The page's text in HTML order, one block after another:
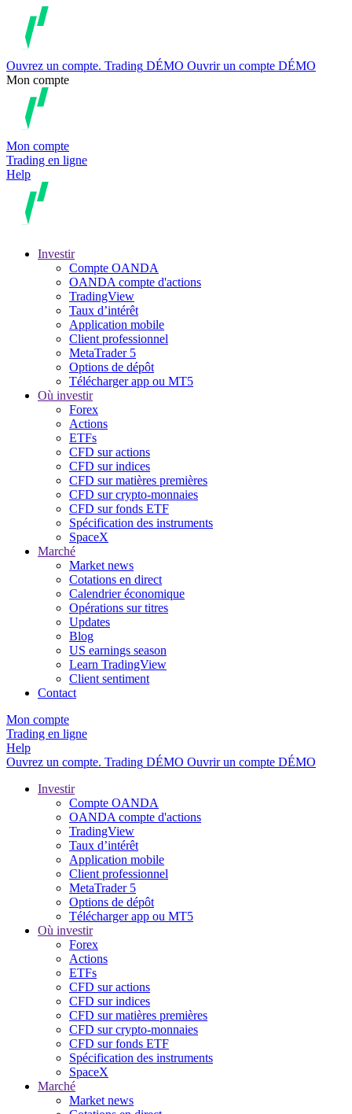
Ouvrez un compte. Trading DÉMO Ouvrir un compte DÉMO
Mon compte
Mon compte
Trading en ligne
Help
Investir
Compte OANDA
OANDA compte d'actions
TradingView
Taux d’intérêt
Application mobile
Client professionnel
MetaTrader 5
Options de dépôt
Télécharger app ou MT5
Où investir
Forex
Actions
ETFs
CFD sur actions
CFD sur indices
CFD sur matières premières
CFD sur crypto-monnaies
CFD sur fonds ETF
Spécification des instruments
SpaceX
Marché
Market news
Cotations en direct
Calendrier économique
Opérations sur titres
Updates
Blog
US earnings season
Learn TradingView
Client sentiment
Contact
Mon compte
Trading en ligne
Help
Ouvrez un compte. Trading DÉMO Ouvrir un compte DÉMO
Investir
Compte OANDA
OANDA compte d'actions
TradingView
Taux d’intérêt
Application mobile
Client professionnel
MetaTrader 5
Options de dépôt
Télécharger app ou MT5
Où investir
Forex
Actions
ETFs
CFD sur actions
CFD sur indices
CFD sur matières premières
CFD sur crypto-monnaies
CFD sur fonds ETF
Spécification des instruments
SpaceX
Marché
Market news